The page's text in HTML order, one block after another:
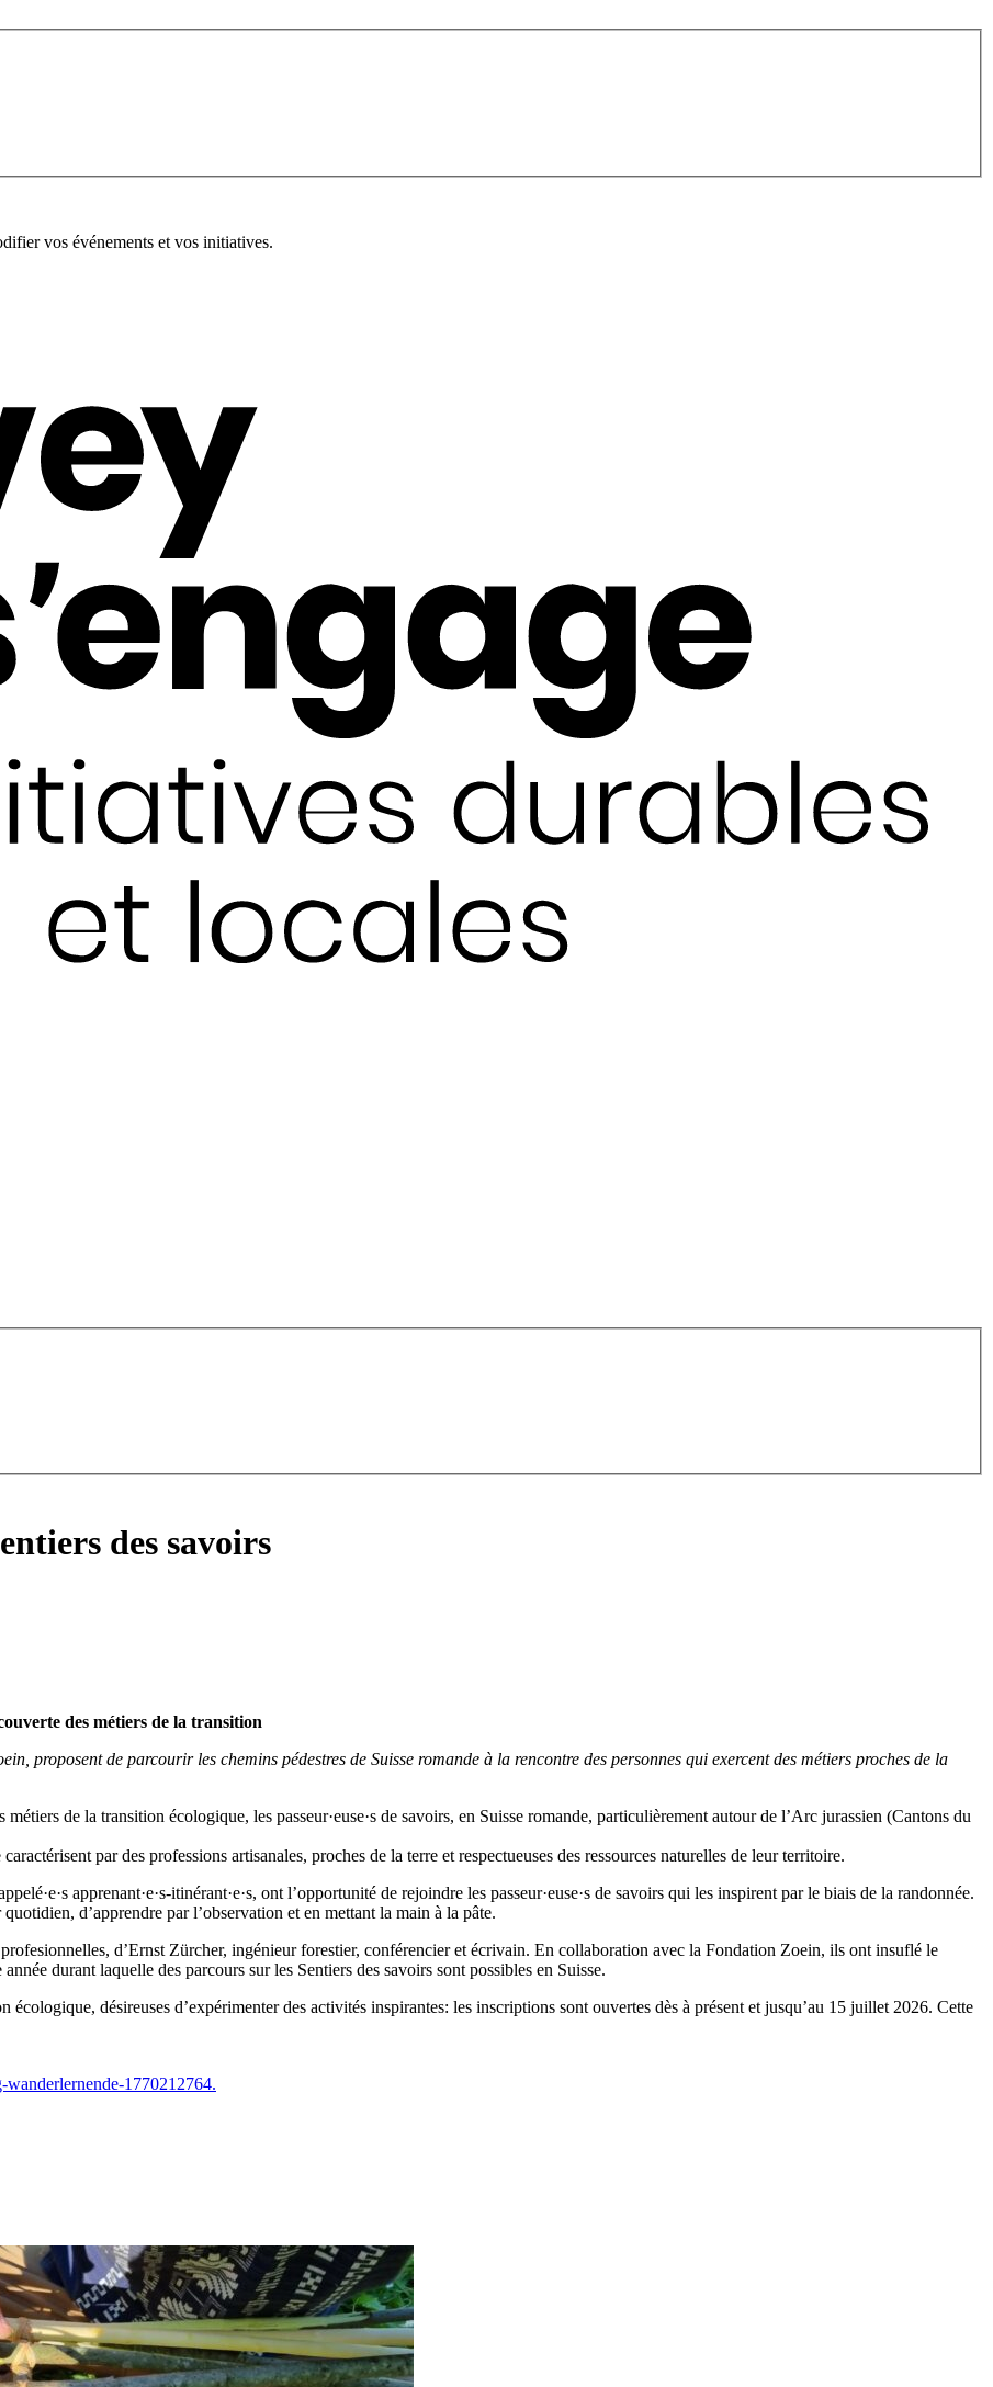
vos événements et vos initiatives.
des savoirs
des métiers de la transition
proposent de parcourir les chemins pédestres de Suisse romande à la rencontre des personnes qui exercent des métiers proches de la
métiers de la transition écologique, les passeur·euse·s de savoirs, en Suisse romande, particulièrement autour de l’Arc jurassien (Cantons du
par des professions artisanales, proches de la terre et respectueuses des ressources naturelles de leur territoire.
apprenant·e·s-itinérant·e·s, ont l’opportunité de rejoindre les passeur·euse·s de savoirs qui les inspirent par le biais de la randonnée.
d’apprendre par l’observation et en mettant la main à la pâte.
d’Ernst Zürcher, ingénieur forestier, conférencier et écrivain. En collaboration avec la Fondation Zoein, ils ont insuflé le
durant laquelle des parcours sur les Sentiers des savoirs sont possibles en Suisse.
écologique, désireuses d’expérimenter des activités inspirantes: les inscriptions sont ouvertes dès à présent et jusqu’au 15 juillet 2026. Cette
wanderlernende-1770212764.